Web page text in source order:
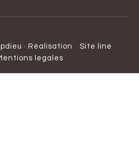
· Réalisation
Site line
legales